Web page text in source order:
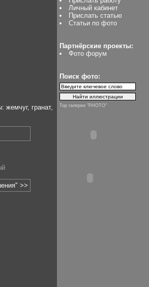
гранат,
>>
Личный кабинет
Прислать статью
Статьи по фото
Партнёрские проекты:
Фото форум
Поиск фото:
Top галереи "PHOTO"